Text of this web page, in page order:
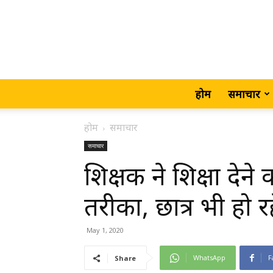
होम समाचार
होम समाचार
समाचार
शिक्षक ने शिक्षा देने
तरीका, छात्र भी हो
May 1, 2020
Share WhatsApp